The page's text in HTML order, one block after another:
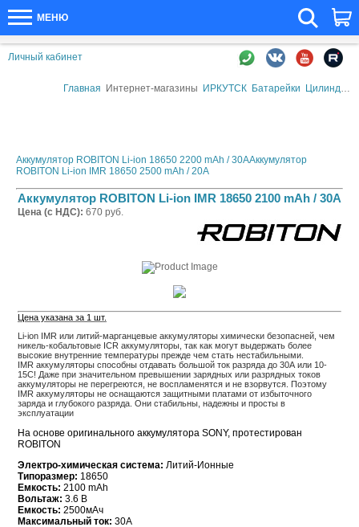
МЕНЮ
Личный кабинет
Главная Интернет-магазины ИРКУТСК Батарейки Цилиндрические элементы питания
Аккумулятор ROBITON Li-ion 18650 2200 mAh / 30AАккумулятор
ROBITON Li-ion IMR 18650 2500 mAh / 20A
Аккумулятор ROBITON Li-ion IMR 18650 2100 mAh / 30A
Цена (с НДС): 670 руб.
Цена указана за 1 шт.
Li-ion IMR или литий-марганцевые аккумуляторы химически безопасней, чем
никель-кобальтовые ICR аккумуляторы, так как могут выдержать более
высокие внутренние температуры прежде чем стать нестабильными.
IMR аккумуляторы способны отдавать большой ток разряда до 30А или 10-
15С! Даже при значительном превышении зарядных или разрядных токов
аккумуляторы не перегреются, не воспламенятся и не взорвутся. Поэтому
IMR аккумуляторы не оснащаются защитными платами от избыточного
заряда и глубокого разряда. Они стабильны, надежны и просты в
эксплуатации
На основе оригинального аккумулятора SONY, протестирован
ROBITON
Электро-химическая система: Литий-Ионные
Типоразмер: 18650
Емкость: 2100 mAh
Вольтаж: 3.6 В
Емкость: 2500мАч
Максимальный ток: 30А